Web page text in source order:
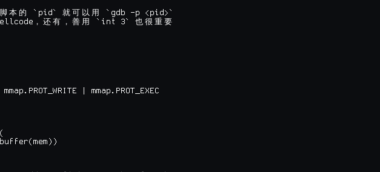
脚 本 的 `pid` 就 可 以 用 `gdb -p <pid>`
， 还 有 ， 善 用 `int 3` 也 很 重 要
| mmap.PROT_EXEC